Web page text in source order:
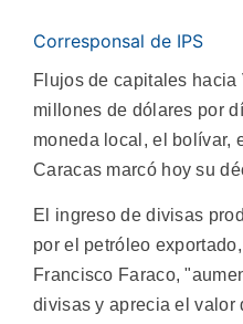
Corresponsal de IPS
Flujos de capitales
millones de dólares por
moneda local, el bolívar,
Caracas marcó hoy su
El ingreso de divisas
por el petróleo
Francisco Faraco,
divisas y aprecia el valor